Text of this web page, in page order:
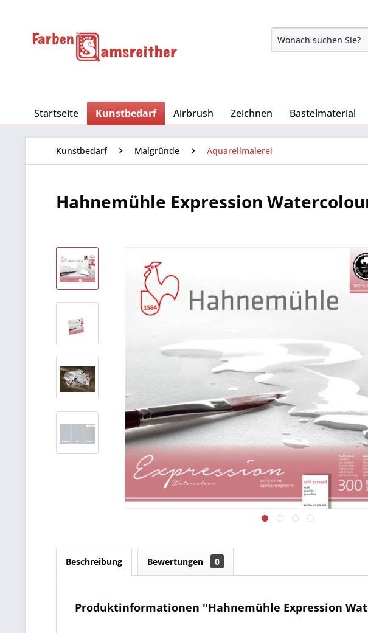
Startseite Kunstbedarf Airbrush Zeichnen Bastelmaterial
Kunstbedarf Malgründe Aquarellmalerei
Hahnemühle Expression
Beschreibung Bewertungen 0
Produktinformationen "Hahnemühle Expression